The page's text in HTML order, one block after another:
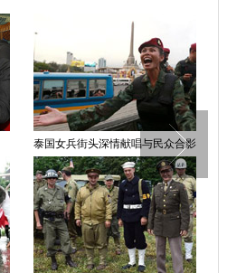
泰国女兵街头深情献唱与民众合影